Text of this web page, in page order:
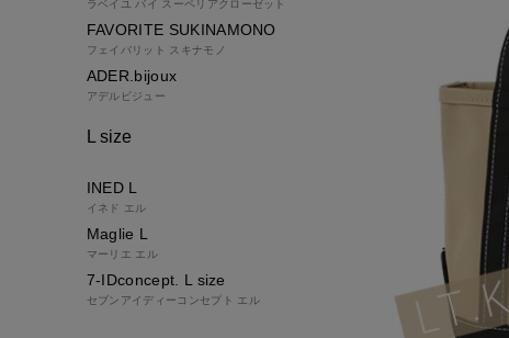
FAVORITE SUKINAMONO
フェイバリット スキナモノ
ADER.bijoux
アデルビジュー
L size
INED L
イネド エル
Maglie L
マーリエ エル
7-IDconcept. L size
セブンアイディーコンセプト エル